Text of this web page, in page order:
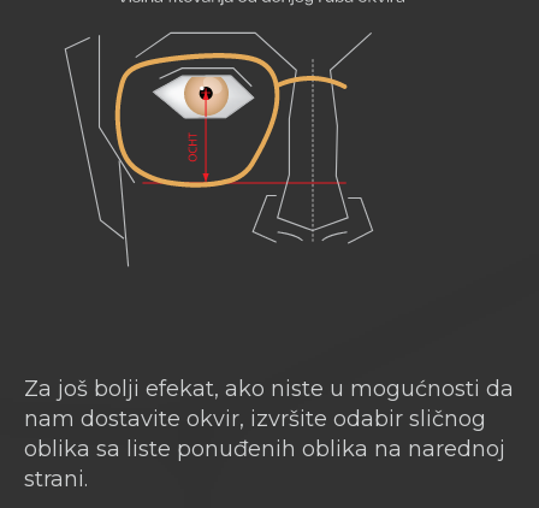
Za još bolji efekat, ako niste u mogućnosti da
nam dostavite okvir, izvršite odabir sličnog
oblika sa liste ponuđenih oblika na narednoj
strani.